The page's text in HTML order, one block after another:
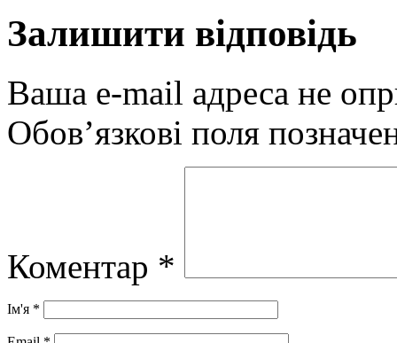
Залишити відповідь
Ваша e-mail адреса не
Обов’язкові поля
Коментар *
Ім'я *